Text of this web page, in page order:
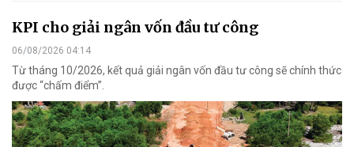
KPI cho giải ngân vốn đầu tư công
06/08/2026 04:14
Từ tháng 10/2026, kết quả giải ngân vốn đầu tư công sẽ chính thức
được “chấm điểm”.